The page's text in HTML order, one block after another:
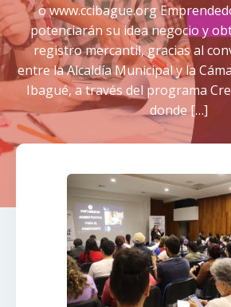
o www.ccibague.org
potenciarán su idea negocio y
registro mercantil, gracias al
entre la Alcaldía Municipal y la
Ibagué, a través del programa
donde […]